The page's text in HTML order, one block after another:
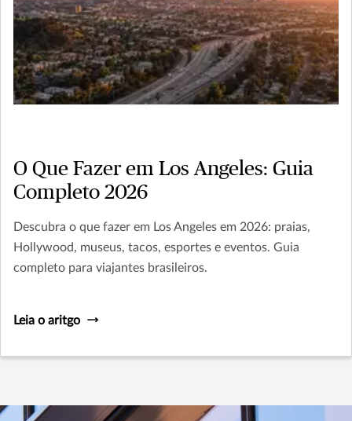
O Que Fazer em Los Angeles: Guia
Completo 2026
Descubra o que fazer em Los Angeles em 2026: praias,
Hollywood, museus, tacos, esportes e eventos. Guia
completo para viajantes brasileiros.
Leia o aritgo